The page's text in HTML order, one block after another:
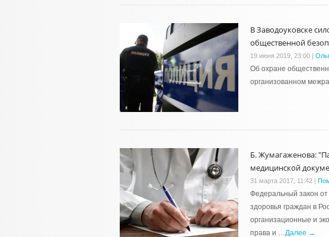
В Заводоуковске
общественной
19 июня 2019, 23:00 |
Об охране
организованном
Б. Жумагаженова:
медицинской
31 марта 2017, 11:42 |
Федеральный закон
здоровья граждан в
организационные и
права и …Далее →